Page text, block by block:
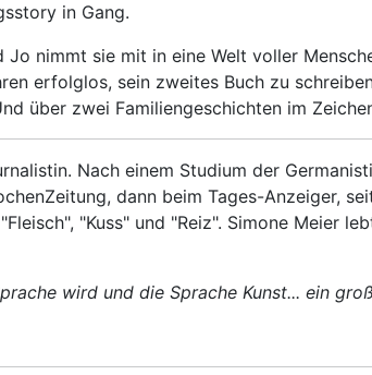
in Gang.
nimmt sie mit in eine Welt voller
erfolglos, sein zweites Buch zu
über zwei Familiengeschichten im
Nach einem Studium der
dann beim Tages-Anzeiger,
"Kuss" und "Reiz". Simone Meier
wird und die Sprache Kunst... ein